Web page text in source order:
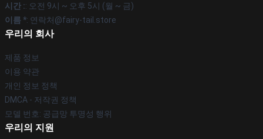
시간 :: 오전 9시 ~ 오후 5시 (월 ~ 금)
이름 *: 연락처@fairy-tail.store
우리의 회사
제품 정보
이용 약관
개인 정보 정책
DMCA - 저작권 정책
모델 번호: 공급망 투명성 행위
우리의 지원